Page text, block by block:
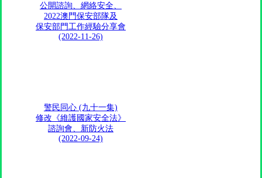
公開諮詢、網絡安全、
2022澳門保安部隊及
保安部門工作經驗分享會
(2022-11-26)
警民同心 (九十一集)
修改《維護國家安全法》
諮詢會、新防火法
(2022-09-24)